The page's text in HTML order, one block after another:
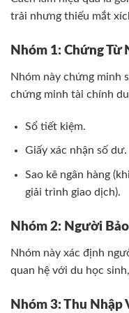
trải nhưng thiếu mắt
Nhóm 1: Chứng Từ
Nhóm này chứng minh
chứng minh tài chính
Sổ tiết kiệm.
Giấy xác nhận số dư.
Sao kê ngân hàng
giải trình giao dịch).
Nhóm 2: Người
Nhóm này xác định
quan hệ với du học
Nhóm 3: Thu Nhập